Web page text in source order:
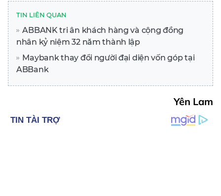
TIN LIÊN QUAN
ABBANK tri ân khách hàng và cộng đồng
nhân kỷ niệm 32 năm thành lập
Maybank thay đổi người đại diện vốn góp tại
ABBank
Yên Lam